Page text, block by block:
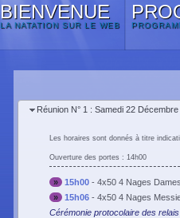
BIENVENUE
LA NATATION SUR LE WEB
Réunion N° 1 : Samedi 22
Les horaires sont donnés à titre
Ouverture des portes : 14h00
» 15h00- 4x50 4 Nages
»
15h06- 4x50 4 Nages
Cérémonie protocolaire des relais